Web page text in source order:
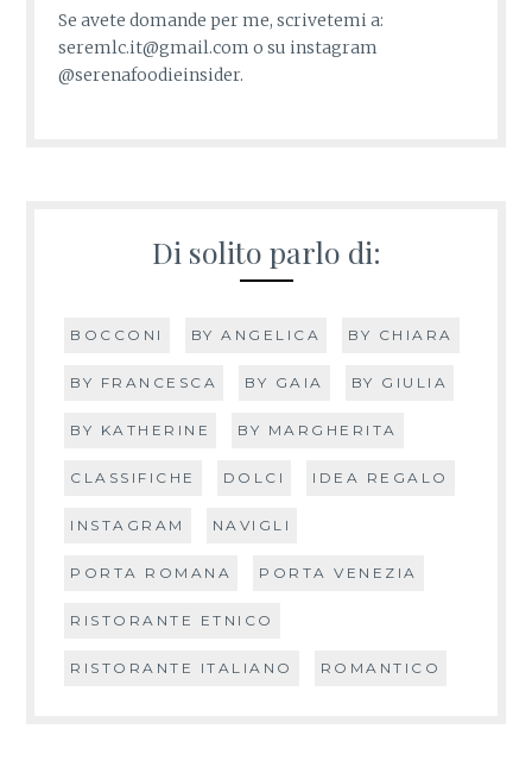
Se avete domande per me, scrivetemi a:
seremlc.it@gmail.com o su instagram
@serenafoodieinsider.
Di solito parlo di:
BOCCONI BY ANGELICA BY CHIARA
BY FRANCESCA BY GAIA BY GIULIA
BY KATHERINE BY MARGHERITA
CLASSIFICHE DOLCI IDEA REGALO
INSTAGRAM NAVIGLI
PORTA ROMANA PORTA VENEZIA
RISTORANTE ETNICO
RISTORANTE ITALIANO ROMANTICO